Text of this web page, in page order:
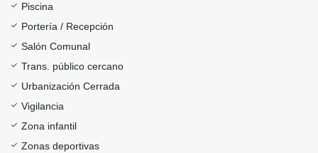
Piscina
Portería / Recepción
Salón Comunal
Trans. público cercano
Urbanización Cerrada
Vigilancia
Zona infantil
Zonas deportivas